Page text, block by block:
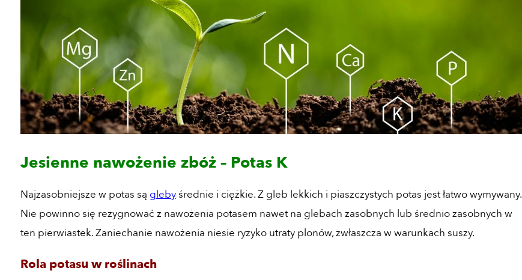
Jesienne nawożenie zbóż – Potas K
Najzasobniejsze w potas są glebyśrednie i ciężkie. Z gleb lekkich i piaszczystych potas jest łatwo wymywany.
Nie powinno się rezygnować z nawożenia potasem nawet na glebach zasobnych lub średnio zasobnych w
ten pierwiastek. Zaniechanie nawożenia niesie ryzyko utraty plonów, zwłaszcza w warunkach suszy.
Rola potasu w roślinach